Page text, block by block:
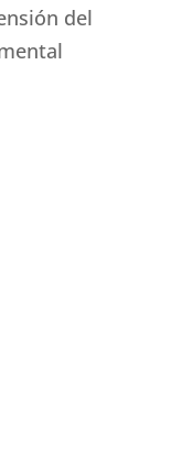
del